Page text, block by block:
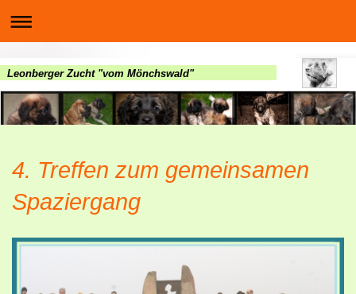
Leonberger Zucht "vom Mönchswald"
4. Treffen zum gemeinsamen
Spaziergang